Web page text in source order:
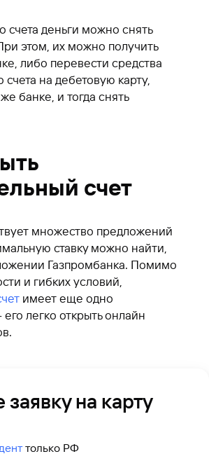
счета деньги можно снять
этом, их можно получить
либо перевести средства
счета на дебетовую карту,
банке, и тогда снять
счет
множество предложений
ставку можно найти,
Газпромбанка. Помимо
и гибких условий,
имеет еще одно
легко открыть онлайн
заявку на карту
только РФ